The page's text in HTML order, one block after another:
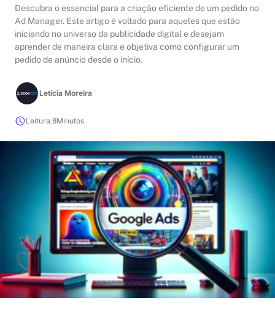
Descubra o essencial para a criação eficiente de um pedido no
Ad Manager. Este artigo é voltado para aqueles que estão
iniciando no universo da publicidade digital e desejam
aprender de maneira clara e objetiva como configurar um
pedido de anúncio desde o início.
Letícia Moreira
Leitura:8Minutos